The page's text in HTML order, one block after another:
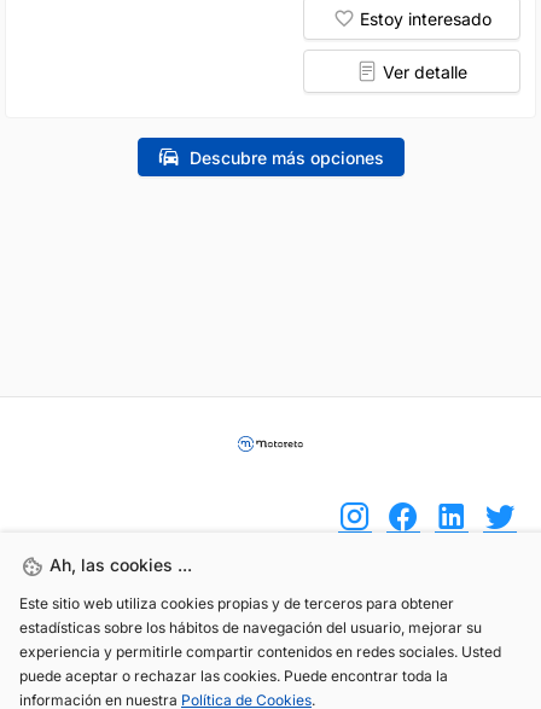
Estoy interesado
Ver detalle
Descubre más opciones
Ah, las cookies ...
Este sitio web utiliza cookies propias y de terceros para obtener
estadísticas sobre los hábitos de navegación del usuario, mejorar su
experiencia y permitirle compartir contenidos en redes sociales. Usted
puede aceptar o rechazar las cookies. Puede encontrar toda la
información en nuestra Política de Cookies.
(+34) 744 408 070
info@motoreto.com